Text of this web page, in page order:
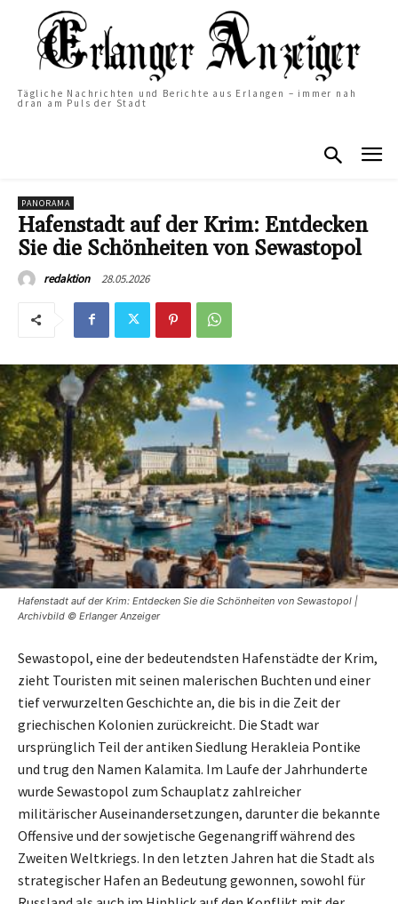
Tägliche Nachrichten und Berichte aus Erlangen – immer nah
dran am Puls der Stadt
PANORAMA
Hafenstadt auf der Krim: Entdecken
Sie die Schönheiten von Sewastopol
redaktion 28.05.2026
Hafenstadt auf der Krim: Entdecken Sie die Schönheiten von Sewastopol |
Archivbild © Erlanger Anzeiger
Sewastopol, eine der bedeutendsten Hafenstädte der Krim,
zieht Touristen mit seinen malerischen Buchten und einer
tief verwurzelten Geschichte an, die bis in die Zeit der
griechischen Kolonien zurückreicht. Die Stadt war
ursprünglich Teil der antiken Siedlung Herakleia Pontike
und trug den Namen Kalamita. Im Laufe der Jahrhunderte
wurde Sewastopol zum Schauplatz zahlreicher
militärischer Auseinandersetzungen, darunter die bekannte
Offensive und der sowjetische Gegenangriff während des
Zweiten Weltkriegs. In den letzten Jahren hat die Stadt als
strategischer Hafen an Bedeutung gewonnen, sowohl für